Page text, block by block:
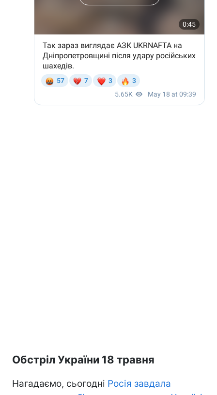
Обстріл України 18 травня
Нагадаємо, сьогодні Росія завдала